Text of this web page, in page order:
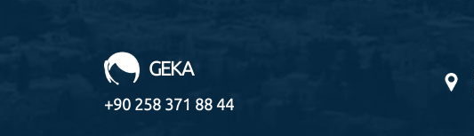
GEKA
+90 258 371 88 44